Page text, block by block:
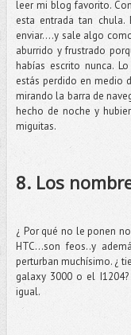
leer mi blog favorito.
esta entrada tan
enviar….y sale algo
aburrido y frustrado
habías escrito nunca.
estás perdido en medio
mirando la barra de
hecho de noche y
miguitas.
8. Los
¿ Por qué no le ponen
HTC…son feos..y
perturban muchísimo. ¿
galaxy 3000 o el
igual.